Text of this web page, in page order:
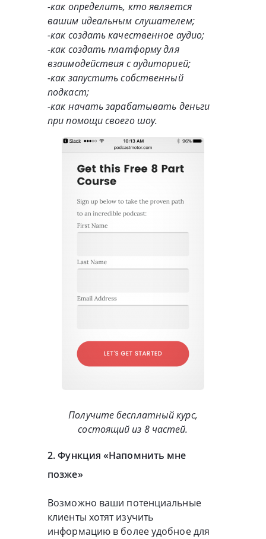
-как определить, кто является
вашим идеальным слушателем;
-как создать качественное аудио;
-как создать платформу для
взаимодействия с аудиторией;
-как запустить собственный
подкаст;
-как начать зарабатывать деньги
при помощи своего шоу.
Получите бесплатный курс,
состоящий из 8 частей.
2. Функция «Напомнить мне
позже»
Возможно ваши потенциальные
клиенты хотят изучить
информацию в более удобное для